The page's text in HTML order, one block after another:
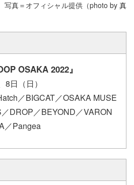
写真＝オフィシャル提供（photo by 真
OSAKA 2022』
日（日）
／BIGCAT／OSAKA MUSE
DROP／BEYOND／VARON
／Pangea